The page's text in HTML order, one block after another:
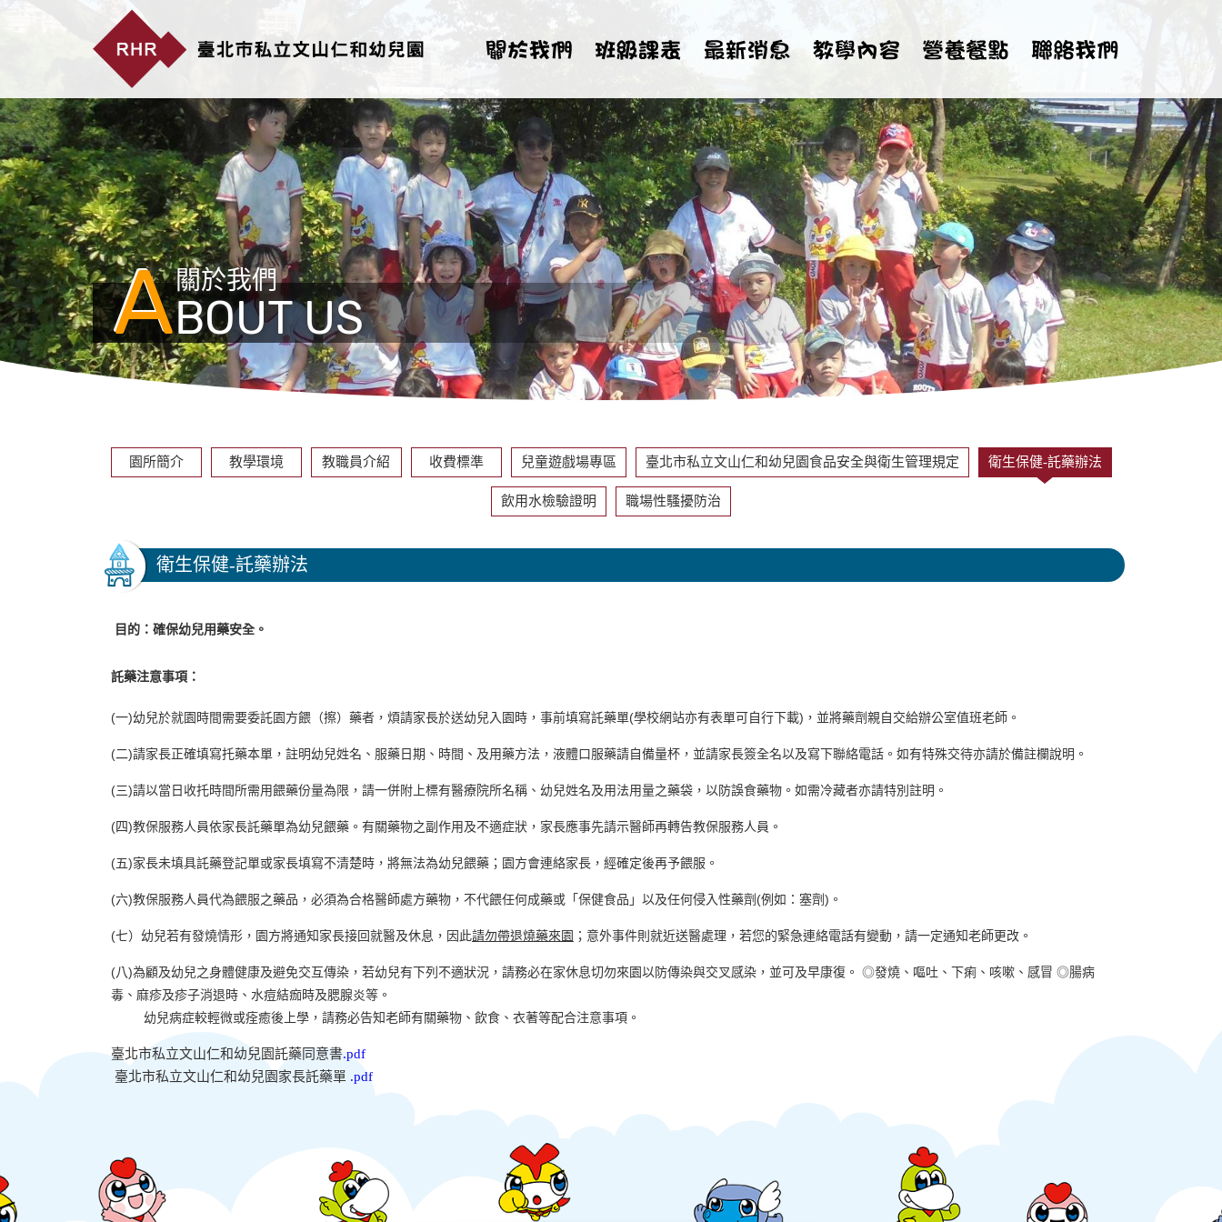
ABOUT US
關於我們
園所簡介 教學環境 教職員介紹 收費標準 兒童遊戲場專區 臺北市私立文山仁和幼兒園食品安全與衛生管理規定 衛生保健-託藥辦法
飲用水檢驗證明 職場性騷擾防治
衛生保健-託藥辦法
目的： 確保幼兒用藥安全。
託藥注意事項：
(一)幼兒於就園時間需要委託園方餵（擦）藥者，煩請家長於送幼兒入園時，事前填寫託藥單(學校網站亦有表單可自行下載)，並將藥劑親自交給辦公室值班老師。
(二)請家長正確填寫托藥本單，註明幼兒姓名、服藥日期、時間、及用藥方法，液體口服藥請自備量杯，並請家長簽全名以及寫下聯絡電話。如有特殊交待亦請於備註欄說明。
(三)請以當日收托時間所需用餵藥份量為限，請一併附上標有醫療院所名稱、幼兒姓名及用法用量之藥袋，以防誤食藥物。如需冷藏者亦請特別註明。
(四)教保服務人員依家長託藥單為幼兒餵藥。有關藥物之副作用及不適症狀，家長應事先請示醫師再轉告教保服務人員。
(五)家長未填具託藥登記單或家長填寫不清楚時，將無法為幼兒餵藥；園方會連絡家長，經確定後再予餵服。
(六)教保服務人員代為餵服之藥品，必須為合格醫師處方藥物，不代餵任何成藥或「保健食品」 以及任何侵入性藥劑(例如：塞劑)。
(七）幼兒若有發燒情形，園方將通知家長接回就醫及休息，因此請勿帶退燒藥來園 ；意外事件則就近送醫處理，若您的緊急連絡電話有變動，請一定通知老師更改。
(八)為顧及幼兒之身體健康及避免交互傳染，若幼兒有下列不適狀況，請務必在家休息切勿來園以防傳染與交叉感染，並可及早康復。 ◎發燒、嘔吐、下痢、咳嗽、感冒 ◎腸病
毒、麻疹及疹子消退時、水痘結痂時及腮腺炎等。
幼兒病症較輕微或痊癒後上學，請務必告知老師有關藥物、飲食、衣著等配合注意事項。
臺北市私立文山仁和幼兒園託藥同意書.pdf
臺北市私立文山仁和幼兒園家長託藥單 .pdf